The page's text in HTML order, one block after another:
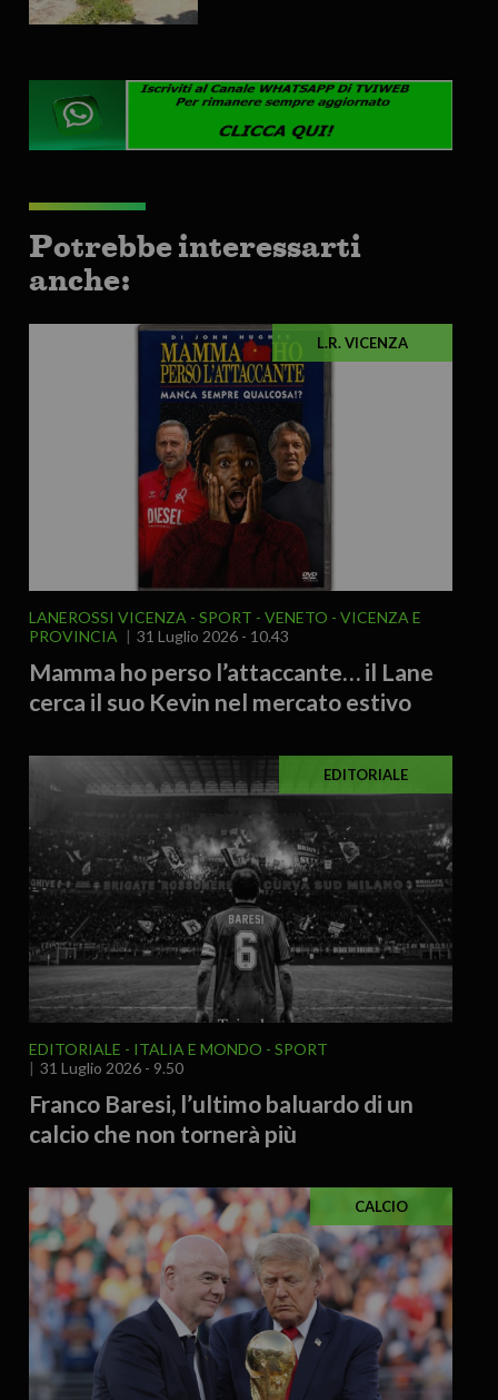
Potrebbe interessarti
anche:
L.R. VICENZA
LANEROSSI VICENZA SPORT VENETO
VICENZA E
PROVINCIA
31 Luglio 2026 - 10.43
Mamma ho perso l’attaccante… il Lane
cerca il suo Kevin nel mercato estivo
EDITORIALE
EDITORIALE ITALIA E MONDO
SPORT
31 Luglio 2026 - 9.50
Franco Baresi, l’ultimo baluardo di un
calcio che non tornerà più
CALCIO